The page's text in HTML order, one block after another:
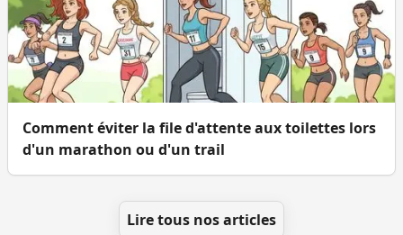
Comment éviter la file d'attente aux toilettes lors
d'un marathon ou d'un trail
Lire tous nos articles